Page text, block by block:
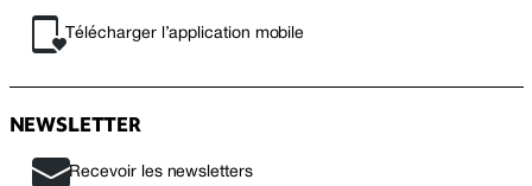
Télécharger l’application mobile
NEWSLETTER
Recevoir les newsletters